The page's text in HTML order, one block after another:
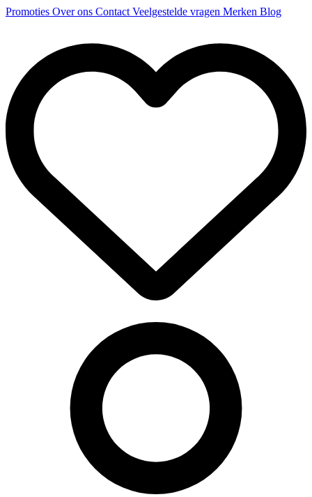
Promoties Over ons Contact Veelgestelde vragen Merken Blog